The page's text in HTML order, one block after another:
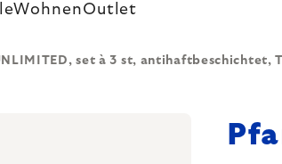
WohnenOutlet
set à 3 st, antihaftbeschichtet,